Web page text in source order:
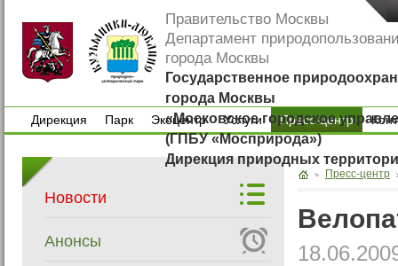
Правительство Москвы
Департамент
города Москвы
Государственное
города Москвы
«Московское городское
(ГПБУ «Мосприрода»)
Дирекция природных
Дирекция
Парк
Экоцентр
Экоцентр
Услуги
Услуги
Пресс-центр
Новости
Анонсы
Пресс-центр